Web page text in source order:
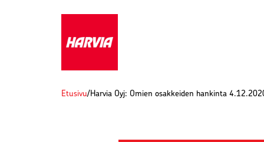
Etusivu/Harvia Oyj: Omien osakkeiden hankinta